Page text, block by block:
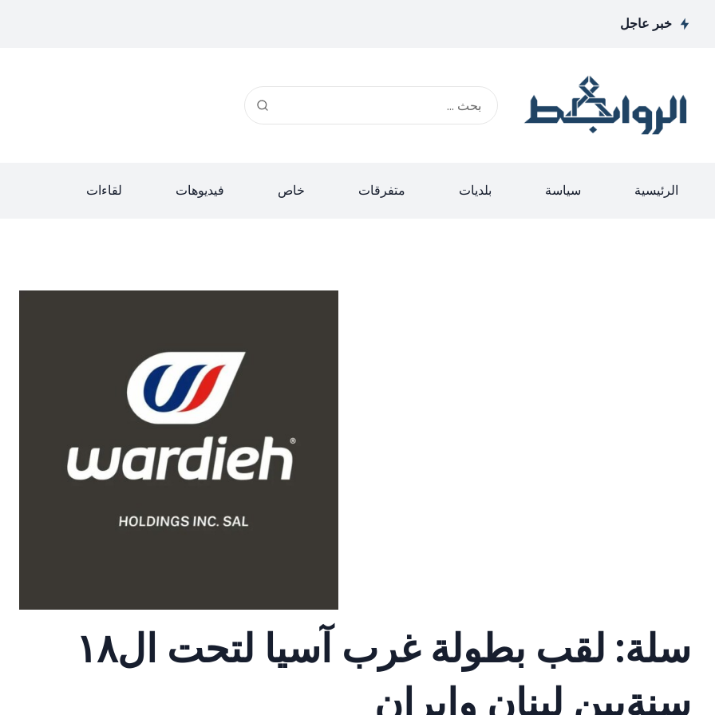
خبر عاجل
الرئيسية سياسة بلديات متفرقات خاص فيديوهات لقاءات
سلة: لقب بطولة غرب آسيا لتحت ال١٨
سنةبين لبنان وايران